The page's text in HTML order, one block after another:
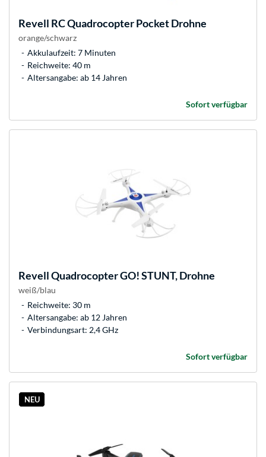
Revell RC Quadrocopter Pocket Drohne
orange/schwarz
Akkulaufzeit: 7 Minuten
Reichweite: 40 m
Altersangabe: ab 14 Jahren
Sofort verfügbar
RevellQuadrocopter GO! STUNT, Drohne
weiß/blau
Reichweite: 30 m
Altersangabe: ab 12 Jahren
Verbindungsart: 2,4 GHz
Sofort verfügbar
NEU